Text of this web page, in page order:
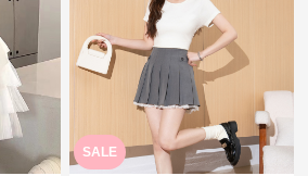
SALE